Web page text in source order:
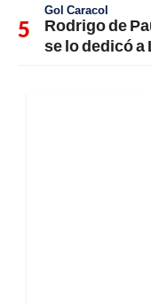
Gol Caracol
Rodrigo de
se lo dedicó a